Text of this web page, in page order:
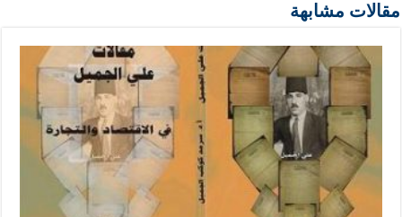
مقالات مشابهة